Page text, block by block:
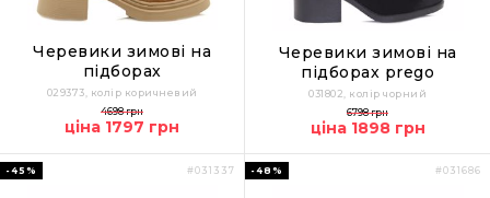
Черевики зимові на
підборах
029373, колір коричневий
4698 грн
ціна 1797 грн
Черевики зимові на
підборах prego
031802, колір чорний
6798 грн
ціна 1898 грн
#031337
-45% #031686
-48%